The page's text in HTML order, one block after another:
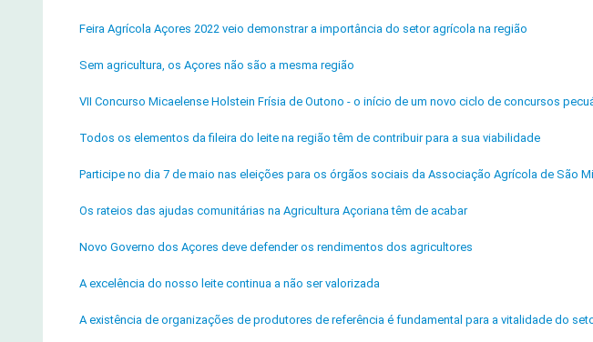
Feira Agrícola Açores 2022 veio demonstrar a importância do setor agrícola na região
Sem agricultura, os Açores não são a mesma região
VII Concurso Micaelense Holstein Frísia de Outono - o início de um novo ciclo de concursos
Todos os elementos da fileira do leite na região têm de contribuir para a sua viabilidade
Participe no dia 7 de maio nas eleições para os órgãos sociais da Associação Agrícola de São
Os rateios das ajudas comunitárias na Agricultura Açoriana têm de acabar
Novo Governo dos Açores deve defender os rendimentos dos agricultores
A excelência do nosso leite continua a não ser valorizada
A existência de organizações de produtores de referência é fundamental para a vitalidade do